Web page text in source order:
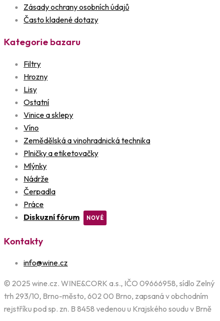
Zásady ochrany osobních údajů
Často kladené dotazy
Kategorie bazaru
Filtry
Hrozny
Lisy
Ostatní
Vinice a sklepy
Víno
Zemědělská a vinohradnická technika
Plničky a etiketovačky
Mlýnky
Nádrže
Čerpadla
Práce
Diskuzní fórum
Kontakty
info@wine.cz
© 2025 wine.cz. WINE&CORK a.s., IČO 09666958, sídlo Zelný
trh 293/10, Brno-město, 602 00 Brno, zapsaná v obchodním
rejstříku pod sp. zn. B 8458 vedenou u Krajského soudu v Brně